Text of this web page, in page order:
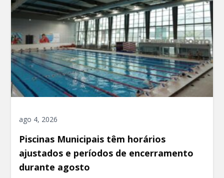
ago 4, 2026
Piscinas Municipais têm horários
ajustados e períodos de encerramento
durante agosto